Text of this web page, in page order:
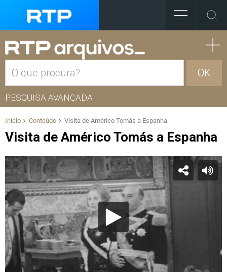
OK
PESQUISA AVANÇADA
Início Conteúdo Visita de Américo Tomás a Espanha
Visita de Américo Tomás a Espanha